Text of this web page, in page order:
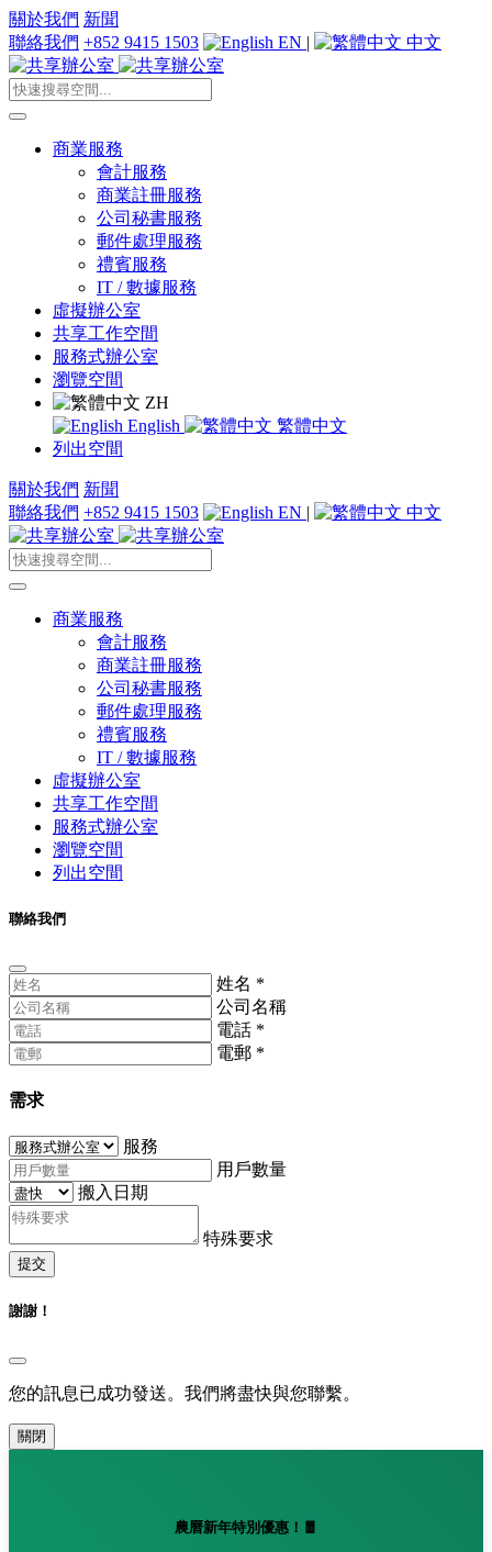
關於我們 新聞
聯絡我們 +852 9415 1503 EN | 中文
商業服務
會計服務
商業註冊服務
公司秘書服務
郵件處理服務
禮賓服務
IT / 數據服務
虛擬辦公室
共享工作空間
服務式辦公室
瀏覽空間
ZH
English
繁體中文
列出空間
關於我們 新聞
聯絡我們 +852 9415 1503 EN | 中文
商業服務
會計服務
商業註冊服務
公司秘書服務
郵件處理服務
禮賓服務
IT / 數據服務
虛擬辦公室
共享工作空間
服務式辦公室
瀏覽空間
列出空間
聯絡我們
姓名 *
公司名稱
電話 *
電郵 *
需求
服務
用戶數量
搬入日期
特殊要求
提交
謝謝！
您的訊息已成功發送。我們將盡快與您聯繫。
關閉
農曆新年特別優惠！🧧